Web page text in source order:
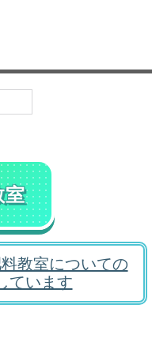
室
教室についての
ています